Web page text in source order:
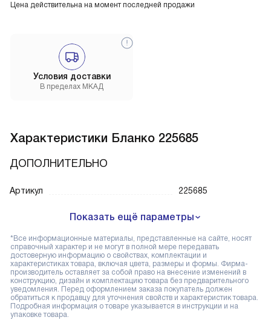
Цена действительна на момент последней продажи
Условия доставки
В пределах МКАД
Характеристики Бланко 225685
ДОПОЛНИТЕЛЬНО
Артикул 225685
Показать ещё параметры
*Все информационные материалы, представленные на сайте, носят
справочный характер и не могут в полной мере передавать
достоверную информацию о свойствах, комплектации и
характеристиках товара, включая цвета, размеры и формы. Фирма-
производитель оставляет за собой право на внесение изменений в
конструкцию, дизайн и комплектацию товара без предварительного
уведомления. Перед оформлением заказа покупатель должен
обратиться к продавцу для уточнения свойств и характеристик товара.
Подробная информация о товаре указывается в инструкции и на
упаковке товара.